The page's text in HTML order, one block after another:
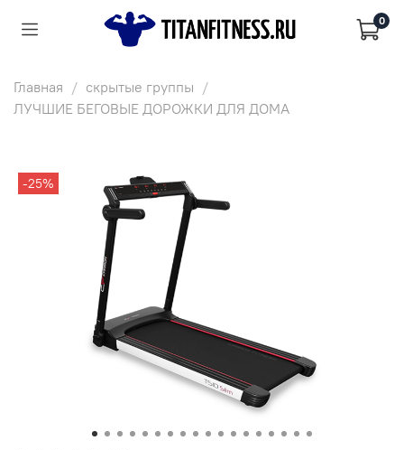
0
Главная
скрытые группы
ЛУЧШИЕ БЕГОВЫЕ ДОРОЖКИ ДЛЯ ДОМА
-25%